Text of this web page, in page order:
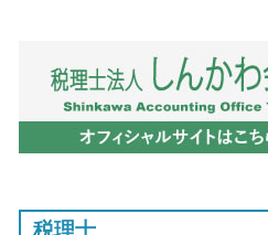
税理士